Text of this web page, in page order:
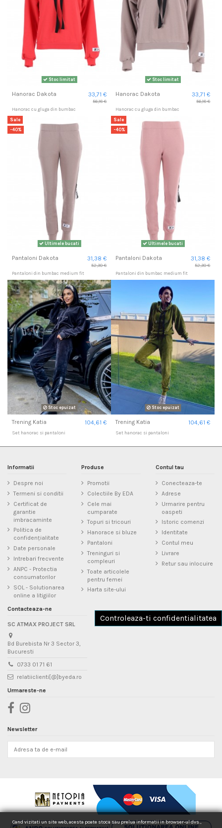
Stoc limitat
Hanorac Dakota 33,71 €
56,18 €
Hanorac cu gluga din bumbac
Stoc limitat
Hanorac Dakota 33,71 €
56,18 €
Hanorac cu gluga din bumbac
Sale
-40%
Ultimele bucati
Pantaloni Dakota 31,38 €
52,30 €
Pantaloni din bumbac medium fit
Sale
-40%
Ultimele bucati
Pantaloni Dakota 31,38 €
52,30 €
Pantaloni din bumbac medium fit
Stoc epuizat
Trening Katia 104,61 €
Set hanorac si pantaloni
Stoc epuizat
Trening Katia 104,61 €
Set hanorac si pantaloni
Informatii
Despre noi
Termeni si conditii
Certificat de
garantie
imbracaminte
Politica de
confidențialitate
Date personale
Intrebari frecvente
ANPC - Protectia
consumatorilor
SOL - Solutionarea
online a litigiilor
Produse
Promotii
Colectiile By EDA
Cele mai
cumparate
Topuri si tricouri
Hanorace si bluze
Pantaloni
Treninguri si
compleuri
Toate articolele
pentru femei
Harta site-ului
Contul tau
Conecteaza-te
Adrese
Urmarire pentru
oaspeti
Istoric comenzi
Identitate
Contul meu
Livrare
Retur sau inlocuire
Contacteaza-ne
SC ATMAX PROJECT SRL
Bd Burebista Nr 3 Sector 3,
Bucuresti
0733 01 71 61
relatiiclienti[@]byeda.ro
Controleaza-ti confidentialitatea
Urmareste-ne
Newsletter
Cand vizitati un site web, acesta poate stoca sau prelua informatii in browser-ul dvs.,